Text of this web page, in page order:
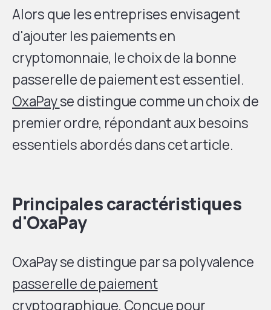
Alors que les entreprises envisagent
d'ajouter les paiements en
cryptomonnaie, le choix de la bonne
passerelle de paiement est essentiel.
OxaPayse distingue comme un choix de
premier ordre, répondant aux besoins
essentiels abordés dans cet article.
Principales caractéristiques
d'OxaPay
OxaPay se distingue par sa polyvalence
passerelle de paiement
cryptographique, Conçue pour